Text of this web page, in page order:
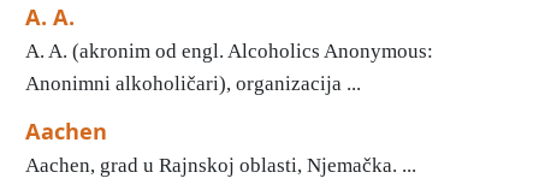
A. A.
A. A. (akronim od engl. Alcoholics Anonymous:
Anonimni alkoholičari), organizacija ...
Aachen
Aachen, grad u Rajnskoj oblasti, Njemačka. ...